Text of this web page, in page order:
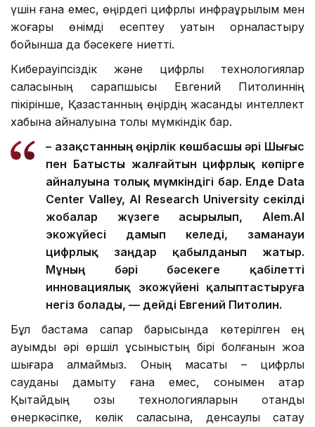
үшін ғана емес, өңірдегі цифрлық инфрақұрылым мен
жоғары өнімді есептеу қуатын орналастыру
бойынша да бәсекеге ниетті.
Киберқауіпсіздік және цифрлық технологиялар
саласының сарапшысы Евгений Питолиннің
пікірінше, Қазақстанның өңірдің жасанды интеллект
хабына айналуына толық мүмкіндік бар.
– Қазақстанның өңірлік көшбасшы әрі Шығыс
пен Батысты жалғайтын цифрлық көпірге
айналуына толық мүмкіндігі бар. Елде Data
Center Valley, AI Research University секілді
жобалар жүзеге асырылып, Alem.AI
экожүйесі дамып келеді, заманауи
цифрлық заңдар қабылданып жатыр.
Мұның бәрі бәсекеге қабілетті
инновациялық экожүйені қалыптастыруға
негіз болады, — дейді Евгений Питолин.
Бұл бастама сапар барысында көтерілген ең
ауқымды әрі өршіл ұсыныстың бірі болғанын жоққа
шығара алмаймыз. Оның мақсаты – цифрлық
сауданы дамыту ғана емес, сонымен қатар
Қытайдың озық технологияларын отандық
өнеркәсіпке, көлік саласына, денсаулық сақтау